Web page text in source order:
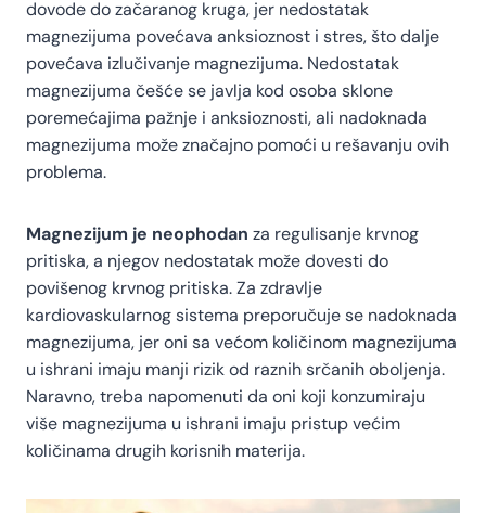
dovode do začaranog kruga, jer nedostatak
magnezijuma povećava anksioznost i stres, što dalje
povećava izlučivanje magnezijuma. Nedostatak
magnezijuma češće se javlja kod osoba sklone
poremećajima pažnje i anksioznosti, ali nadoknada
magnezijuma može značajno pomoći u rešavanju ovih
problema.
Magnezijum je neophodan za regulisanje krvnog
pritiska, a njegov nedostatak može dovesti do
povišenog krvnog pritiska. Za zdravlje
kardiovaskularnog sistema preporučuje se nadoknada
magnezijuma, jer oni sa većom količinom magnezijuma
u ishrani imaju manji rizik od raznih srčanih oboljenja.
Naravno, treba napomenuti da oni koji konzumiraju
više magnezijuma u ishrani imaju pristup većim
količinama drugih korisnih materija.